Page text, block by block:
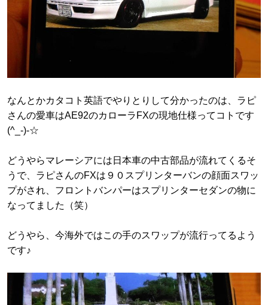
なんとかカタコト英語でやりとりして分かったのは、ラピ
さんの愛車はAE92のカローラFXの現地仕様ってコトです
(^_-)-☆
どうやらマレーシアには日本車の中古部品が流れてくるそ
うで、ラピさんのFXは９０スプリンターバンの顔面スワッ
プがされ、フロントバンパーはスプリンターセダンの物に
なってました（笑）
どうやら、今海外ではこの手のスワップが流行ってるよう
です♪